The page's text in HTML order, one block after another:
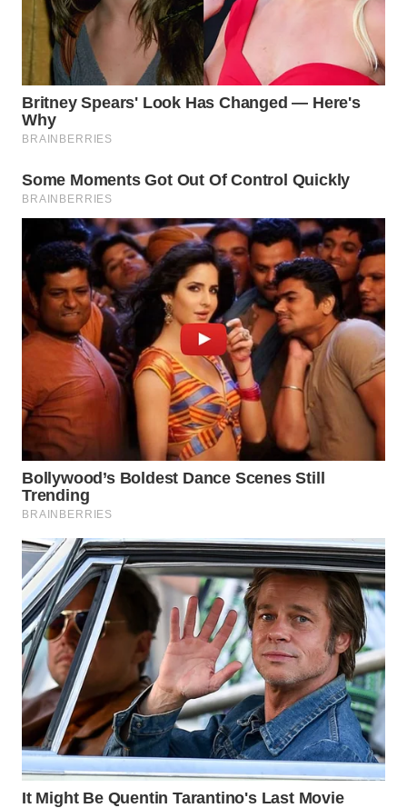
WN
BOGOR
WN
DEPOK
TAPANULI
UTARA
WN
SAMOSIR
WN
PADANG
LAWAS
WN
SUMEDANG
WN
CIANJUR
WN
KEPULAUAN
SERIBU
WN
TANGERANG
WN
BINJAI
WN
CIREBON